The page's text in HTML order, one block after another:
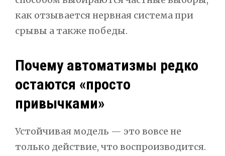
как отзывается нервная система при
срывы а также победы.
Почему автоматизмы редко
остаются «просто
привычками»
Устойчивая модель — это вовсе не
только действие, что воспроизводится.